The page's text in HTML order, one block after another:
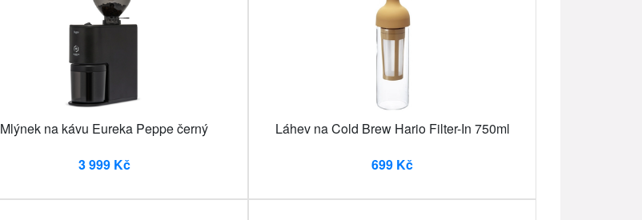
Mlýnek na kávu Eureka Peppe černý
3 999 Kč
Láhev na Cold Brew Hario Filter-In 750ml
699 Kč